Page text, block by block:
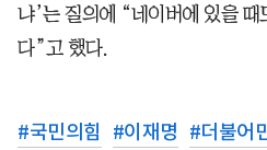
냐’는 질의에 “네이버에 있을
다”고 했다.
#국민의힘 #이재명 #더불어